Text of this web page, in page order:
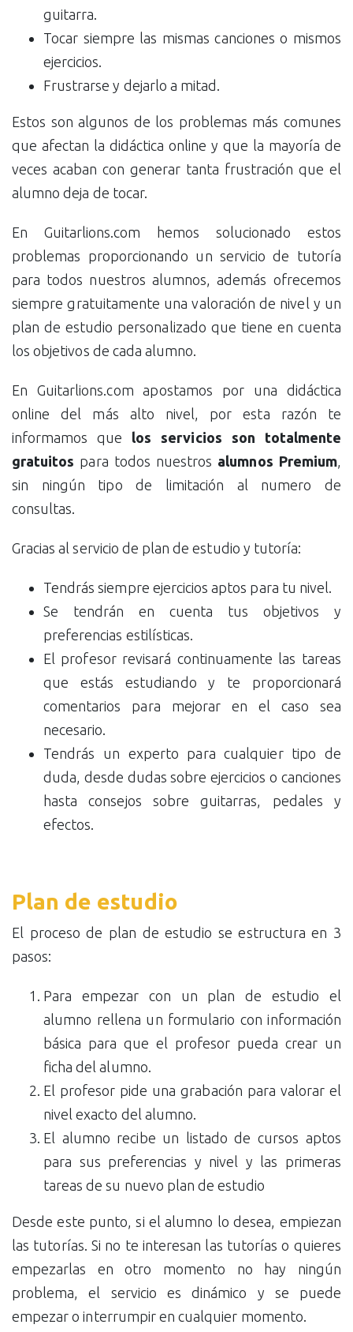
guitarra.
Tocar siempre las mismas canciones o mismos
ejercicios.
Frustrarse y dejarlo a mitad.
Estos son algunos de los problemas más comunes
que afectan la didáctica online y que la mayoría de
veces acaban con generar tanta frustración que el
alumno deja de tocar.
En Guitarlions.com hemos solucionado estos
problemas proporcionando un servicio de tutoría
para todos nuestros alumnos, además ofrecemos
siempre gratuitamente una valoración de nivel y un
plan de estudio personalizado que tiene en cuenta
los objetivos de cada alumno.
En Guitarlions.com apostamos por una didáctica
online del más alto nivel, por esta razón te
informamos que los servicios son totalmente
gratuitos para todos nuestros alumnos Premium,
sin ningún tipo de limitación al numero de
consultas.
Gracias al servicio de plan de estudio y tutoría:
Tendrás siempre ejercicios aptos para tu nivel.
Se tendrán en cuenta tus objetivos y
preferencias estilísticas.
El profesor revisará continuamente las tareas
que estás estudiando y te proporcionará
comentarios para mejorar en el caso sea
necesario.
Tendrás un experto para cualquier tipo de
duda, desde dudas sobre ejercicios o canciones
hasta consejos sobre guitarras, pedales y
efectos.
Plan de estudio
El proceso de plan de estudio se estructura en 3
pasos:
Para empezar con un plan de estudio el
alumno rellena un formulario con información
básica para que el profesor pueda crear un
ficha del alumno.
El profesor pide una grabación para valorar el
nivel exacto del alumno.
El alumno recibe un listado de cursos aptos
para sus preferencias y nivel y las primeras
tareas de su nuevo plan de estudio
Desde este punto, si el alumno lo desea, empiezan
las tutorías. Si no te interesan las tutorías o quieres
empezarlas en otro momento no hay ningún
problema, el servicio es dinámico y se puede
empezar o interrumpir en cualquier momento.